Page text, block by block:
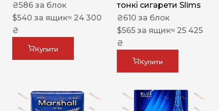
₴586 за блок
$540 за ящик≈ 24 300
₴
Купити
тонкі сигарети Slims
₴610 за блок
$565 за ящик≈ 25 425
₴
Купити